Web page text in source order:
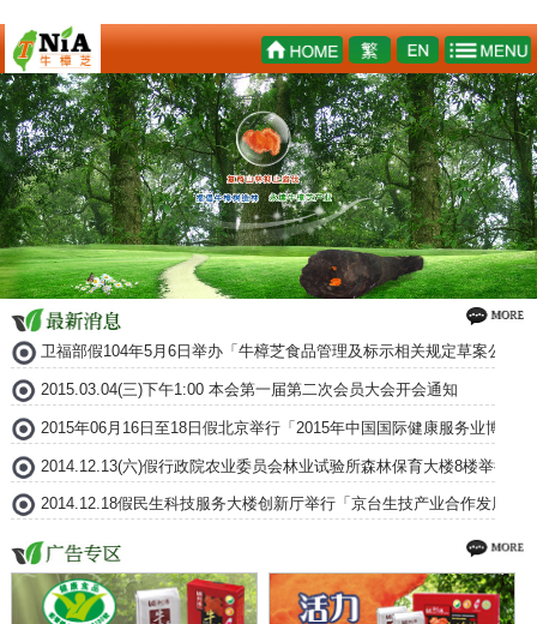
卫福部假104年5月6日举办「牛樟芝食品管理及标示相关规定草案公听
2015.03.04(三)下午1:00 本会第一届第二次会员大会开会通知
2015年06月16日至18日假北京举行「2015年中国国际健康服务业博览
2014.12.13(六)假行政院农业委员会林业试验所森林保育大楼8楼举行「
2014.12.18假民生科技服务大楼创新厅举行「京台生技产业合作发展论